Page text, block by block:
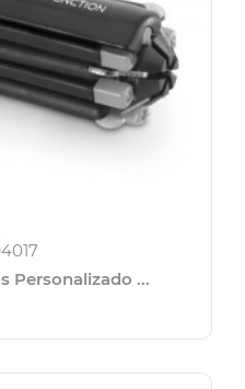
Personalizado ...